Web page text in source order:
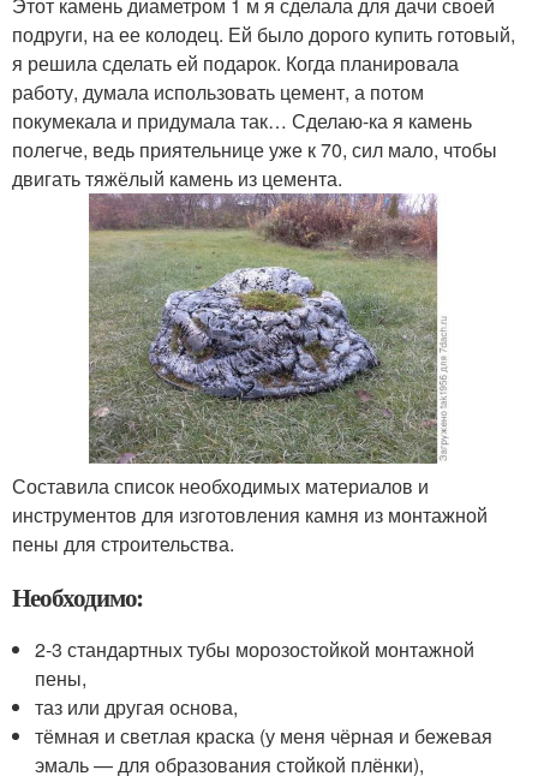
подруги, на ее колодец. Ей было дорого купить готовый,
я решила сделать ей подарок. Когда планировала
работу, думала использовать цемент, а потом
покумекала и придумала так… Сделаю-ка я камень
полегче, ведь приятельнице уже к 70, сил мало, чтобы
двигать тяжёлый камень из цемента.
Составила список необходимых материалов и
инструментов для изготовления камня из монтажной
пены для строительства.
Необходимо:
2-3 стандартных тубы морозостойкой монтажной
пены,
таз или другая основа,
тёмная и светлая краска (у меня чёрная и бежевая
эмаль — для образования стойкой плёнки),